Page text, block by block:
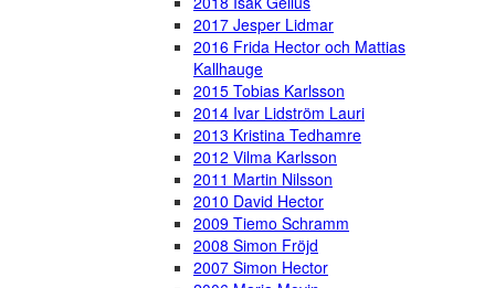
2017 Jesper Lidmar
2016 Frida Hector och Mattias
Kallhauge
2015 Tobias Karlsson
2014 Ivar Lidström Lauri
2013 Kristina Tedhamre
2012 Vilma Karlsson
2011 Martin Nilsson
2010 David Hector
2009 Tiemo Schramm
2008 Simon Fröjd
2007 Simon Hector